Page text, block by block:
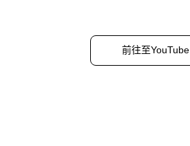
前往至YouTube